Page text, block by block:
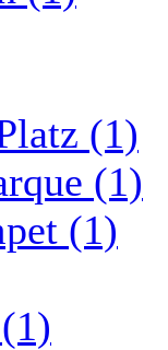
(1)
(1)
(1)